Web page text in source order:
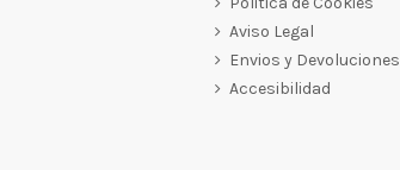
Aviso Legal
Envios y Devoluciones
Accesibilidad